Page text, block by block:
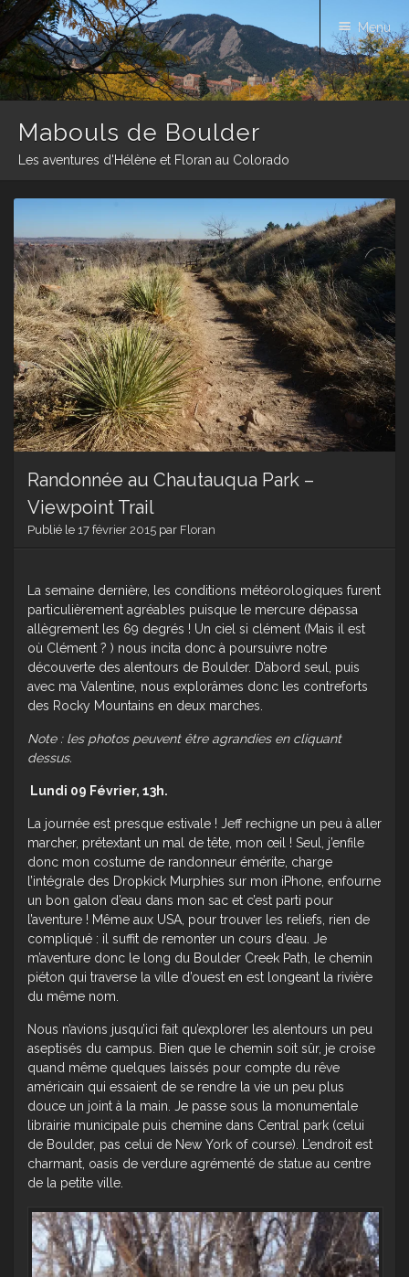
Mabouls de Boulder
Les aventures d'Hélène et Floran au Colorado
Menu
Skip
content
Randonnée au Chautauqua Park –
Viewpoint Trail
Publié le 17 février 2015 par Floran
La semaine dernière, les conditions météorologiques furent
particulièrement agréables puisque le mercure dépassa
allègrement les 69 degrés ! Un ciel si clément (Mais il est
où Clément ? ) nous incita donc à poursuivre notre
découverte des alentours de Boulder. D’abord seul, puis
avec ma Valentine, nous explorâmes donc les contreforts
des Rocky Mountains en deux marches.
Note : les photos peuvent être agrandies en cliquant
dessus.
Lundi 09 Février, 13h.
La journée est presque estivale ! Jeff rechigne un peu à aller
marcher, prétextant un mal de tête, mon œil ! Seul, j’enfile
donc mon costume de randonneur émérite, charge
l’intégrale des Dropkick Murphies sur mon iPhone, enfourne
un bon galon d’eau dans mon sac et c’est parti pour
l’aventure ! Même aux USA, pour trouver les reliefs, rien de
compliqué : il suffit de remonter un cours d’eau. Je
m’aventure donc le long du Boulder Creek Path, le chemin
piéton qui traverse la ville d’ouest en est longeant la rivière
du même nom.
Nous n’avions jusqu’ici fait qu’explorer les alentours un peu
aseptisés du campus. Bien que le chemin soit sûr, je croise
quand même quelques laissés pour compte du rêve
américain qui essaient de se rendre la vie un peu plus
douce un joint à la main. Je passe sous la monumentale
librairie municipale puis chemine dans Central park (celui
de Boulder, pas celui de New York of course). L’endroit est
charmant, oasis de verdure agrémenté de statue au centre
de la petite ville.